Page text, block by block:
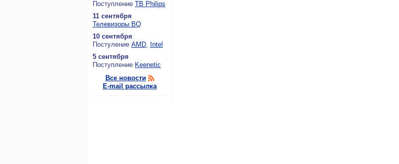
По­ступ­ле­ние ТВ Philips
11 сентября
Теле­ви­зо­ры BQ
10 сентября
По­сту­ле­ние AMD, Intel
5 сентября
По­ступ­ле­ние Keenetic
Все новости
E-mail рассылка